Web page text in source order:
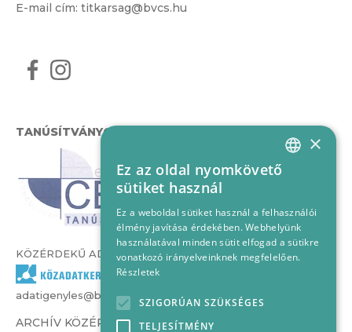
E-mail cím: titkarsag@bvcs.hu
TANÚSÍTVÁNYOK
KÖZÉRDEKŰ ADATOK
adatigenyles@bvcs.hu
ARCHÍV KÖZÉRDEKŰ ADATOK –
HUNGARIAN
×
Ez az oldal nyomkövető
sütiket használ
Ez a weboldal sütiket használ a felhasználói
élmény javítása érdekében. Webhelyünk
használatával minden sütit elfogad a sütikre
vonatkozó irányelveinknek megfelelően.
Részletek
SZIGORÚAN SZÜKSÉGES
TELJESÍTMÉNY